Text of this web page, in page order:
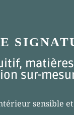
sur-
sensible